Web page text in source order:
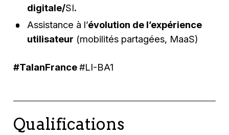
digitale/SI.
Assistance à l’évolution de l’expérience
utilisateur (mobilités partagées, MaaS)
#TalanFrance#LI-BA1
Qualifications